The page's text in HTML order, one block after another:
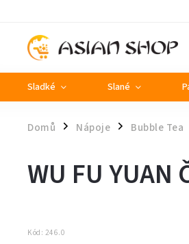
Sladké Slané
Domů / Nápoje / Bubble Tea
WU FU
Kód: 246.0